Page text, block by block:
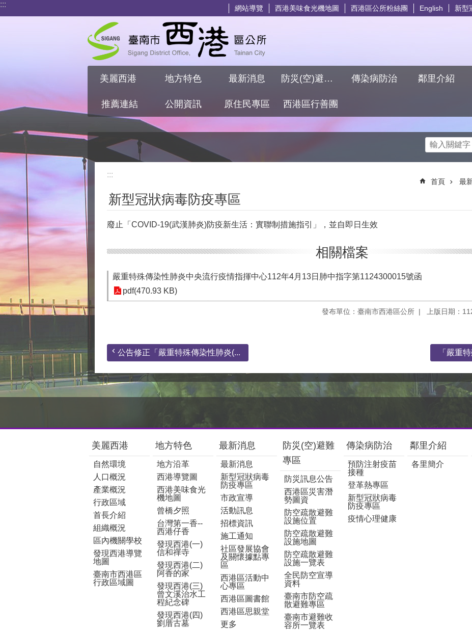
跳到主要內容區塊
::: 網站導覽 西港美味食光機地圖 西港區公所粉絲團 English 新型
美麗西港 地方特色 最新消息 防災(空)避難專區 傳染病防治 鄰里介紹
推薦連結 公開資訊 原住民專區 西港區行善團
搜尋
:::
首頁 最
新型冠狀病毒防疫專區
廢止「COVID-19(武漢肺炎)防疫新生活：實聯制措施指引」，並自即日生效
相關檔案
嚴重特殊傳染性肺炎中央流行疫情指揮中心112年4月13日肺中指字第1124300015號函
pdf(470.93 KB)
發布單位：臺南市西港區公所 上版日期：
公告修正「嚴重特殊傳染性肺炎(... 「嚴重
美麗西港
自然環境
人口概況
產業概況
行政區域
首長介紹
組織概況
區內機關學校
發現西港導覽
地圖
臺南市西港區
行政區域圖
地方特色
地方沿革
西港導覽圖
西港美味食光
機地圖
曾橋夕照
台灣第一香--
西港仔香
發現西港(一)
信和禪寺
發現西港(二)
阿香的家
發現西港(三)
曾文溪治水工
程紀念碑
發現西港(四)
劉厝古墓
最新消息
最新消息
新型冠狀病毒
防疫專區
市政宣導
活動訊息
招標資訊
施工通知
社區發展協會
及關懷據點專
區
西港區活動中
心專區
西港區圖書館
西港區思親堂
更多
防災(空)避難
專區
防災訊息公告
西港區災害潛
勢圖資
防空疏散避難
設施位置
防空疏散避難
設施地圖
防空疏散避難
設施一覽表
全民防空宣導
資料
臺南市防空疏
散避難專區
臺南市避難收
容所一覽表
傳染病防治
預防注射疫苗
接種
登革熱專區
新型冠狀病毒
防疫專區
疫情心理健康
鄰里介紹
各里簡介